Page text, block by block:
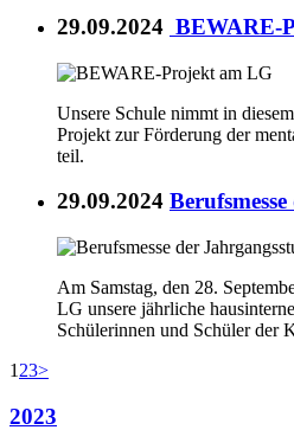
29.09.2024 BEWARE-
Unsere Schule nimmt in
Projekt zur Förderung der
teil.
29.09.2024
Am Samstag, den 28.
LG unsere jährliche
Schülerinnen und Schüler der
1 23>
2023